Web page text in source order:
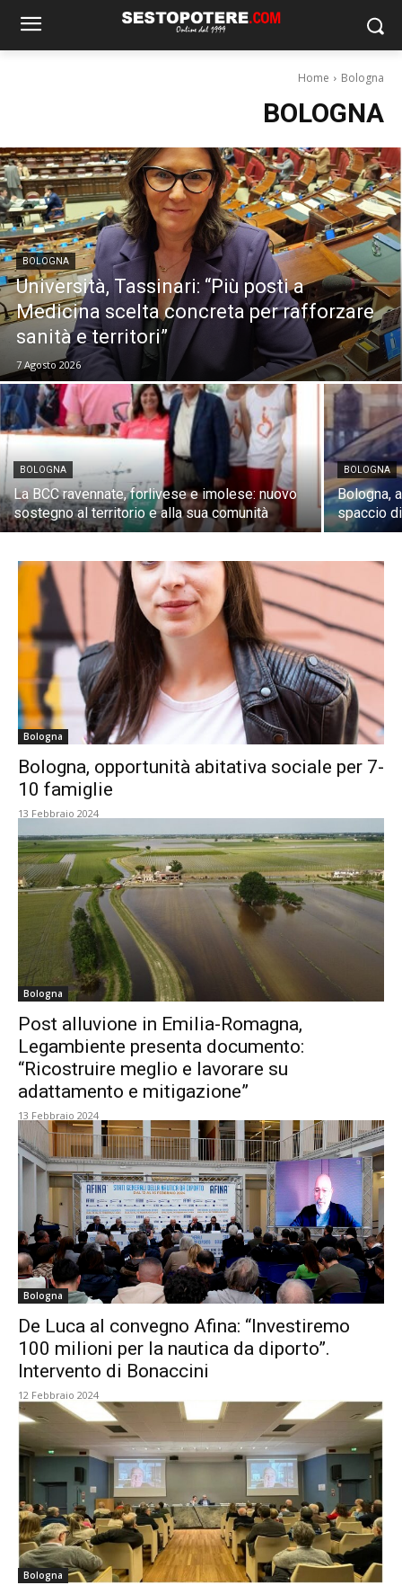
Home Bologna
BOLOGNA
BOLOGNA
Università, Tassinari: “Più posti a
Medicina scelta concreta per rafforzare
sanità e territori”
7 Agosto 2026
BOLOGNA
La BCC ravennate, forlivese e imolese: nuovo
sostegno al territorio e alla sua comunità
BOLOGNA
Bologna,
spaccio
Bologna
Bologna, opportunità abitativa sociale per 7-
10 famiglie
13 Febbraio 2024
Bologna
Post alluvione in Emilia-Romagna,
Legambiente presenta documento:
“Ricostruire meglio e lavorare su
adattamento e mitigazione”
13 Febbraio 2024
Bologna
De Luca al convegno Afina: “Investiremo
100 milioni per la nautica da diporto”.
Intervento di Bonaccini
12 Febbraio 2024
Bologna